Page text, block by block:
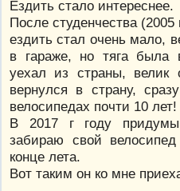
Ездить стало интереснее.
После студенчества
ездить стал очень мало,
в гараже, но тяга была
уехал из страны, велик
вернулся в страну,
велосипедах почти 10 лет!
В 2017 г году
забираю свой
конце лета.
Вот таким он ко мне